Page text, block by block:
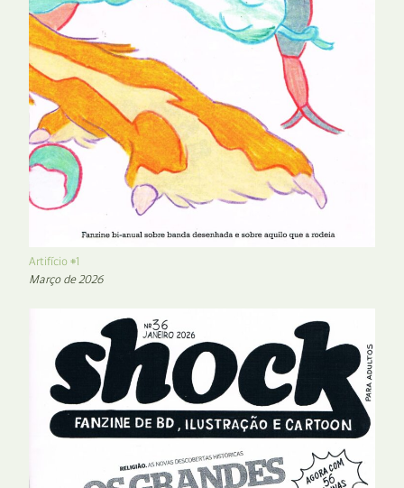
Artifício #1
Março de 2026